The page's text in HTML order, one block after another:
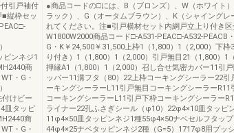
引戸袖付
縦枠セッ
ピンネジ1
商
・G・
けビー
皿タッピ
商
・G・
●商品コードの□には、B（ブロンズ）、W（ホワイト
ラック）、G（オータムブラウン）、K（シャイングレ
れてください。注■引戸横材セット内網戸立上り付き区
W1800W2000商品コード□-A531-PEAC□-A532-PEACB
G・K￥24,500￥31,500上枠1（1,800）1（2,000）下枠
り付き）1（1,800）1（2,000）引戸無目21（1,800）1（
押縁A1（1,800）1（2,000）召し合せ気密カバー11引戸
ッパー11溝フタ（80）22上枠コーキングシーラー22引
ーキングシーラーL11引戸無目コーキングシーラーR11
コーキングシーラーL11引戸下枠コーキングシーラー
ライナー22孔ふさぎシール（φ10）22φ4×10皿タッピ
11φ4×50皿タッピンネジ1種55φ4×50ナベセルフタッ
44φ4×25ナベタッピンネジ2種（G=5）1717φ8用プッ